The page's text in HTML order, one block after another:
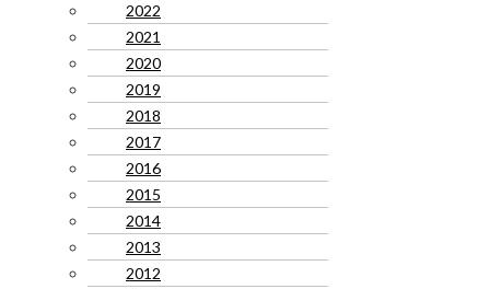
2022
2021
2020
2019
2018
2017
2016
2015
2014
2013
2012